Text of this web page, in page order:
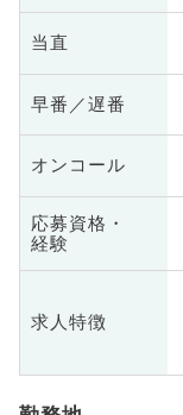
当直
早番／遅番
オンコール
応募資格・
経験
求人特徴